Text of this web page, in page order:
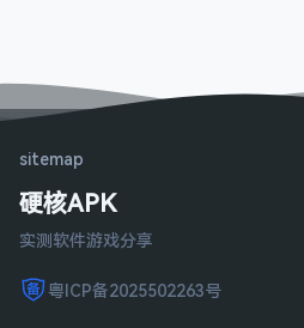
sitemap
硬核APK
实测软件游戏分享
粤ICP备2025502263号